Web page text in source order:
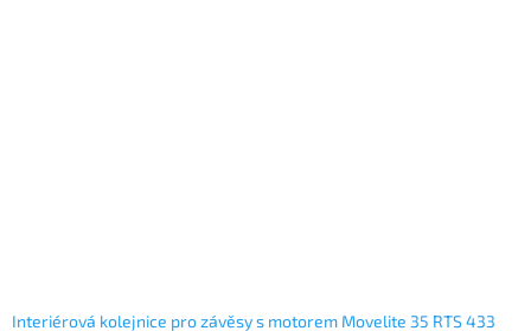
Interiérová kolejnice pro závěsy s motorem Movelite 35 RTS 433